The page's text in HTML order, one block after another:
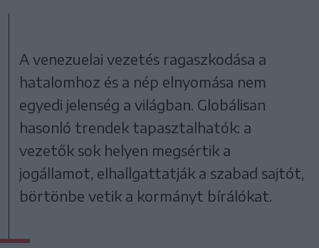
A venezuelai vezetés ragaszkodása a
hatalomhoz és a nép elnyomása nem
egyedi jelenség a világban. Globálisan
hasonló trendek tapasztalhatók: a
vezetők sok helyen megsértik a
jogállamot, elhallgattatják a szabad sajtót,
börtönbe vetik a kormányt bírálókat.